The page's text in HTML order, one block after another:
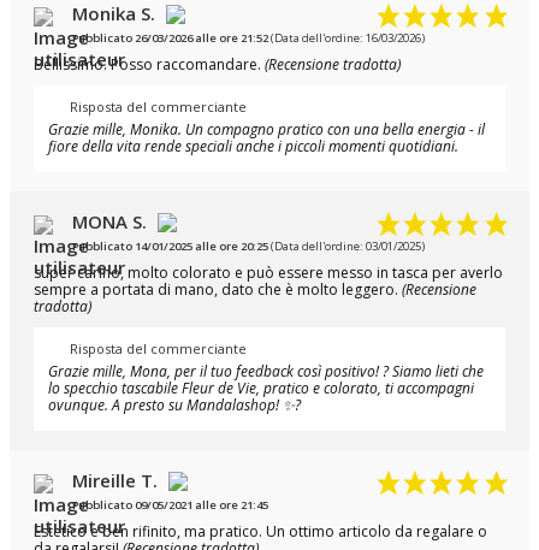
Monika S.
Pubblicato 26/03/2026 alle ore 21:52(Data dell'ordine: 16/03/2026)
Bellissimo. Posso raccomandare. (Recensione tradotta)
Risposta del commerciante
Grazie mille, Monika. Un compagno pratico con una bella energia - il
fiore della vita rende speciali anche i piccoli momenti quotidiani.
MONA S.
Pubblicato 14/01/2025 alle ore 20:25(Data dell'ordine: 03/01/2025)
super carino, molto colorato e può essere messo in tasca per averlo
sempre a portata di mano, dato che è molto leggero. (Recensione
tradotta)
Risposta del commerciante
Grazie mille, Mona, per il tuo feedback così positivo! ? Siamo lieti che
lo specchio tascabile Fleur de Vie, pratico e colorato, ti accompagni
ovunque. A presto su Mandalashop! ✨?
Mireille T.
Pubblicato 09/05/2021 alle ore 21:45
Estetico e ben rifinito, ma pratico. Un ottimo articolo da regalare o